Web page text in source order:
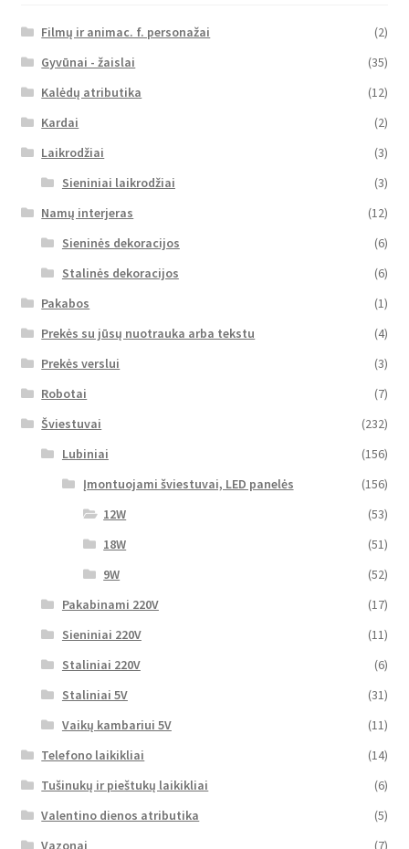
Filmų ir animac. f. personažai
(2)
Gyvūnai - žaislai
(35)
Kalėdų atributika
(12)
Kardai
(2)
Laikrodžiai
(3)
Sieniniai laikrodžiai
(3)
Namų interjeras
(12)
Sieninės dekoracijos
(6)
Stalinės dekoracijos
(6)
Pakabos
(1)
Prekės su jūsų nuotrauka arba tekstu
(4)
Prekės verslui
(3)
Robotai
(7)
Šviestuvai
(232)
Lubiniai
(156)
Įmontuojami šviestuvai, LED panelės
(156)
12W
(53)
18W
(51)
9W
(52)
Pakabinami 220V
(17)
Sieniniai 220V
(11)
Staliniai 220V
(6)
Staliniai 5V
(31)
Vaikų kambariui 5V
(11)
Telefono laikikliai
(14)
Tušinukų ir pieštukų laikikliai
(6)
Valentino dienos atributika
(5)
Vazonai
(7)